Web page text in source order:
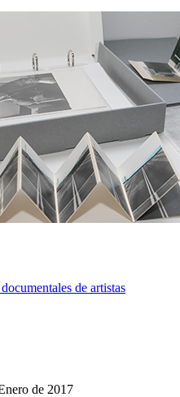
de artistas
de 2017